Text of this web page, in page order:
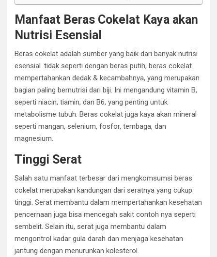
Manfaat Beras Cokelat Kaya akan
Nutrisi Esensial
Beras cokelat adalah sumber yang baik dari banyak nutrisi
esensial. tidak seperti dengan beras putih, beras cokelat
mempertahankan dedak & kecambahnya, yang merupakan
bagian paling bernutrisi dari biji. Ini mengandung vitamin B,
seperti niacin, tiamin, dan B6, yang penting untuk
metabolisme tubuh. Beras cokelat juga kaya akan mineral
seperti mangan, selenium, fosfor, tembaga, dan
magnesium.
Tinggi Serat
Salah satu manfaat terbesar dari mengkomsumsi beras
cokelat merupakan kandungan dari seratnya yang cukup
tinggi. Serat membantu dalam mempertahankan kesehatan
pencernaan juga bisa mencegah sakit contoh nya seperti
sembelit. Selain itu, serat juga membantu dalam
mengontrol kadar gula darah dan menjaga kesehatan
jantung dengan menurunkan kolesterol.